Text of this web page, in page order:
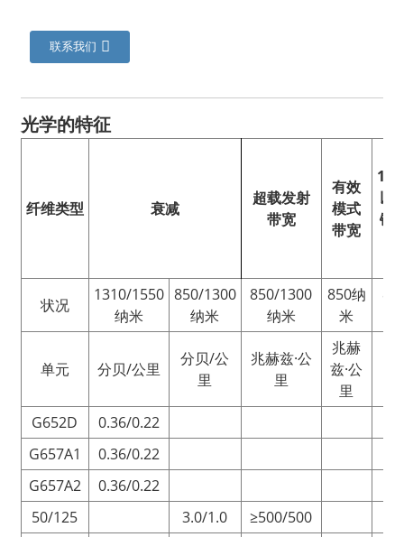
联系我们
光学的特征
纤维类型 衰减
超载发射
带宽
有效
模式
带宽
以
链
状况
1310/1550
纳米
850/1300
纳米
850/1300
纳米
850纳
米
单元 分贝/公里
分贝/公
里
兆赫兹·公
里
兆赫
兹·公
里
G652D
0.36/0.22
G657A1
0.36/0.22
G657A2
0.36/0.22
50/125
3.0/1.0
≥500/500